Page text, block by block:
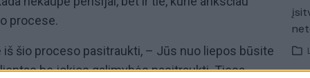
procese.
šio proceso pasitraukti, – Jūs nuo liepos būsite
be jokios galimybės pasitraukti. Tiesa,